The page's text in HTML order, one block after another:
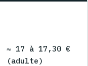
≈ 17 à 17,30 €
(adulte)